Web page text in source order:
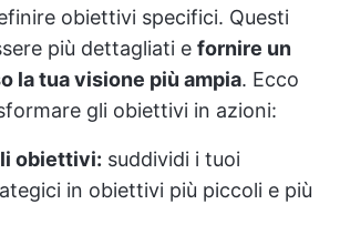
obiettivi specifici. Questi
più dettagliati e fornire un
la tua visione più ampia. Ecco
gli obiettivi in azioni:
obiettivi: suddividi i tuoi
in obiettivi più piccoli e più